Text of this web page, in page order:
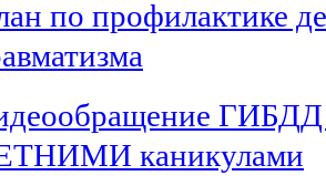
по профилактике
каникулами